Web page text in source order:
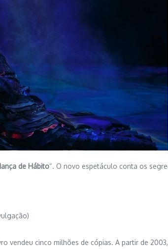
de Hábito“. O novo espetáculo conta os
vendeu cinco milhões de cópias. A partir de